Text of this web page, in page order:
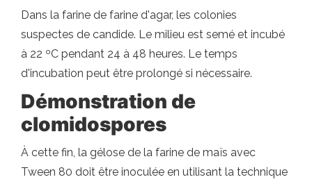
Dans la farine de farine d'agar, les colonies
suspectes de candide. Le milieu est semé et incubé
à 22 ºC pendant 24 à 48 heures. Le temps
d'incubation peut être prolongé si nécessaire.
Démonstration de
clomidospores
À cette fin, la gélose de la farine de maïs avec
Tween 80 doit être inoculée en utilisant la technique